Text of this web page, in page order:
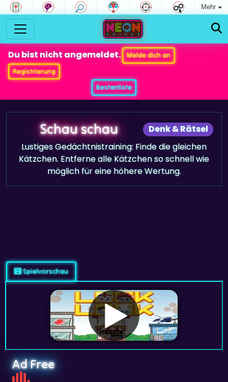
Mehr
Du bist nicht angemeldet.
Melde dich an
Registrierung
Bestenliste
Denk & Rätsel
Schau schau
Lustiges Gedächtnistraining: Finde die gleichen
Kätzchen. Entferne alle Kätzchen so schnell wie
möglich für eine höhere Wertung.
Ad Free
Willst duSchau schau